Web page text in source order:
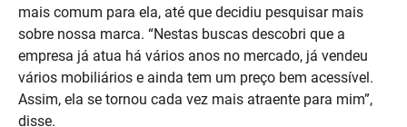
mais comum para ela, até que decidiu pesquisar mais
sobre nossa marca. “Nestas buscas descobri que a
empresa já atua há vários anos no mercado, já vendeu
vários mobiliários e ainda tem um preço bem acessível.
Assim, ela se tornou cada vez mais atraente para mim”,
disse.